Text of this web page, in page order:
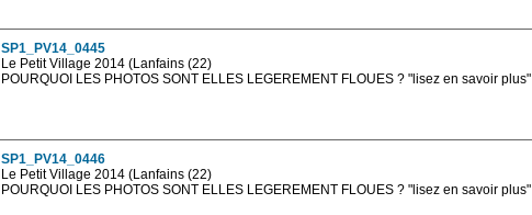
SP1_PV14_0445
Le Petit Village 2014 (Lanfains (22)
POURQUOI LES PHOTOS SONT ELLES LEGEREMENT FLOUES ? "lisez en savoir plus"
SP1_PV14_0446
Le Petit Village 2014 (Lanfains (22)
POURQUOI LES PHOTOS SONT ELLES LEGEREMENT FLOUES ? "lisez en savoir plus"